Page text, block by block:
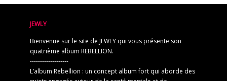
JEWLY
Bienvenue sur le site de JEWLY qui vous présente son
quatrième album REBELLION.
-------------------
L’album Rebellion : un concept album fort qui aborde des